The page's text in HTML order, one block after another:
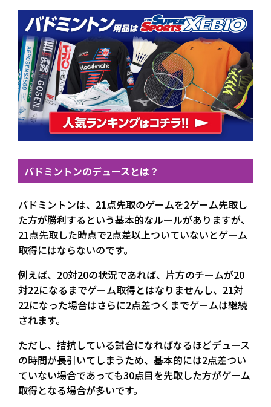
バドミントンのデュースとは？
バドミントンは、21点先取のゲームを2ゲーム先取し
た方が勝利するという基本的なルールがありますが、
21点先取した時点で2点差以上ついていないとゲーム
取得にはならないのです。
例えば、20対20の状況であれば、片方のチームが20
対22になるまでゲーム取得とはなりませんし、21対
22になった場合はさらに2点差つくまでゲームは継続
されます。
ただし、拮抗している試合になればなるほどデュース
の時間が長引いてしまうため、基本的には2点差つい
ていない場合であっても30点目を先取した方がゲーム
取得となる場合が多いです。